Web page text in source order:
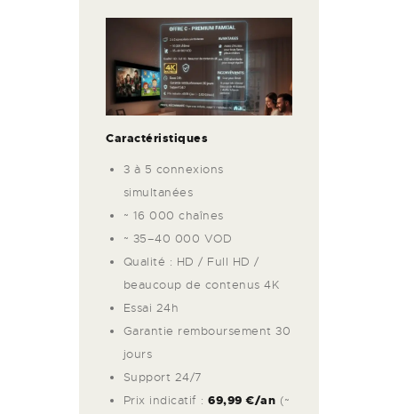
Caractéristiques
3 à 5 connexions
simultanées
~ 16 000 chaînes
~ 35–40 000 VOD
Qualité : HD / Full HD /
beaucoup de contenus 4K
Essai 24h
Garantie remboursement 30
jours
Support 24/7
Prix indicatif : 69,99 €/an (~